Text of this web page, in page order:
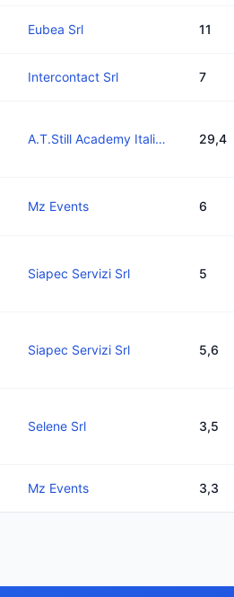
Eubea Srl 11
Intercontact Srl 7
A.T.Still Academy Italia S.R.L. 29,4
Mz Events 6
Siapec Servizi Srl 5
Siapec Servizi Srl 5,6
Selene Srl 3,5
Mz Events 3,3